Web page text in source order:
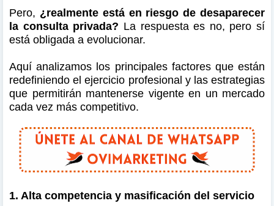
Pero, ¿realmente está en riesgo de desaparecer
la consulta privada? La respuesta es no, pero sí
está obligada a evolucionar.
Aquí analizamos los principales factores que están
redefiniendo el ejercicio profesional y las estrategias
que permitirán mantenerse vigente en un mercado
cada vez más competitivo.
1. Alta competencia y masificación del servicio